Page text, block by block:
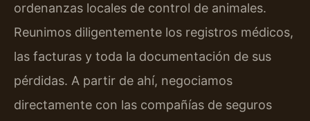
ordenanzas locales de control de animales.
Reunimos diligentemente los registros médicos,
las facturas y toda la documentación de sus
pérdidas. A partir de ahí, negociamos
directamente con las compañías de seguros